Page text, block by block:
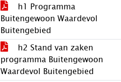
h1 Programma
Buitengewoon Waardevol
Buitengebied
h2 Stand van zaken
programma Buitengewoon
Waardevol Buitengebied